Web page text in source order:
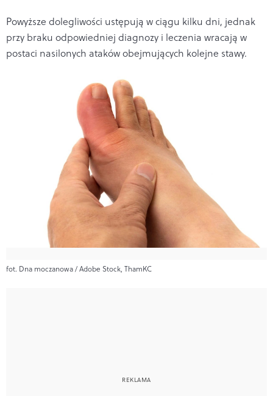
Powyższe dolegliwości ustępują w ciągu kilku dni, jednak
przy braku odpowiedniej diagnozy i leczenia wracają w
postaci nasilonych ataków obejmujących kolejne stawy.
fot. Dna moczanowa / Adobe Stock, ThamKC